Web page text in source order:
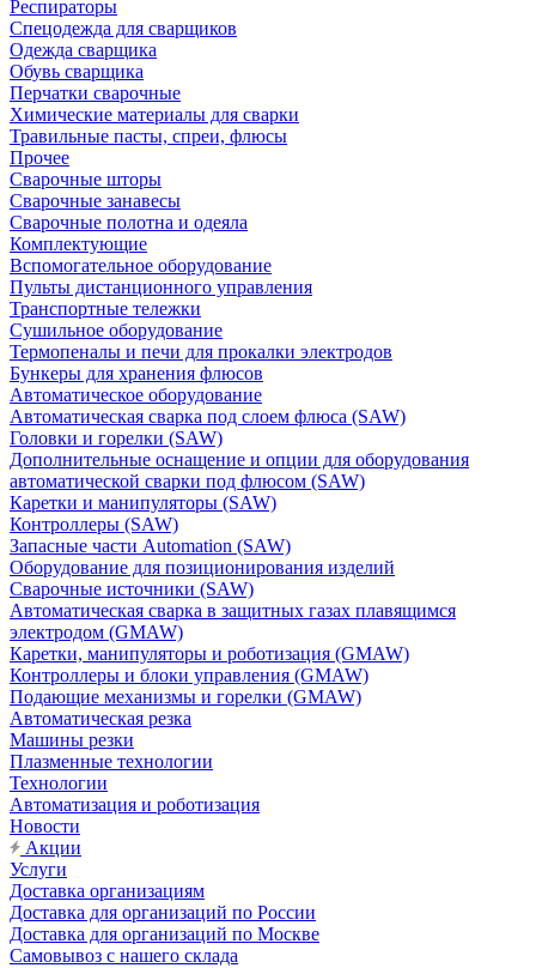
Респираторы
Спецодежда для сварщиков
Одежда сварщика
Обувь сварщика
Перчатки сварочные
Химические материалы для сварки
Травильные пасты, спреи, флюсы
Прочее
Сварочные шторы
Сварочные занавесы
Сварочные полотна и одеяла
Комплектующие
Вспомогательное оборудование
Пульты дистанционного управления
Транспортные тележки
Сушильное оборудование
Термопеналы и печи для прокалки электродов
Бункеры для хранения флюсов
Автоматическое оборудование
Автоматическая сварка под слоем флюса (SAW)
Головки и горелки (SAW)
Дополнительные оснащение и опции для оборудования
автоматической сварки под флюсом (SAW)
Каретки и манипуляторы (SAW)
Контроллеры (SAW)
Запасные части Automation (SAW)
Оборудование для позиционирования изделий
Сварочные источники (SAW)
Автоматическая сварка в защитных газах плавящимся
электродом (GMAW)
Каретки, манипуляторы и роботизация (GMAW)
Контроллеры и блоки управления (GMAW)
Подающие механизмы и горелки (GMAW)
Автоматическая резка
Машины резки
Плазменные технологии
Технологии
Автоматизация и роботизация
Новости
Акции
Услуги
Доставка организациям
Доставка для организаций по России
Доставка для организаций по Москве
Самовывоз с нашего склада